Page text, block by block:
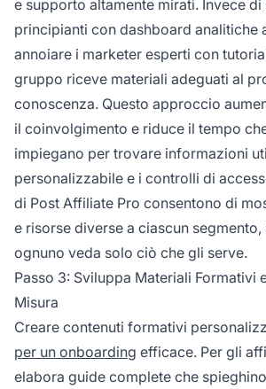
e supporto altamente mirati. Invece
principianti con dashboard analitiche
annoiare i marketer esperti con
gruppo riceve materiali adeguati al
conoscenza. Questo approccio
il coinvolgimento e riduce il tempo
impiegano per trovare informazioni
personalizzabile e i controlli di
di Post Affiliate Pro consentono di
e risorse diverse a ciascun
ognuno veda solo ciò che gli serve.
Passo 3: Sviluppa Materiali Formativi
Misura
Creare contenuti formativi
per un onboarding efficace. Per gli
elabora guide complete che